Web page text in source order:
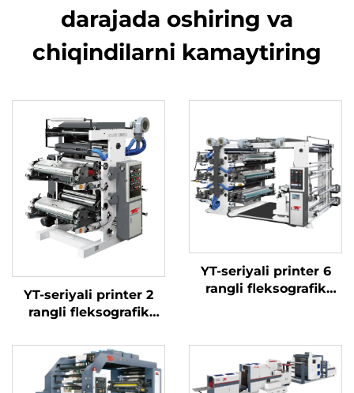
darajada oshiring va
chiqindilarni kamaytiring
YT-seriyali printer 2
rangli fleksografik
YT-seriyali printer 6
rangli fleksografik